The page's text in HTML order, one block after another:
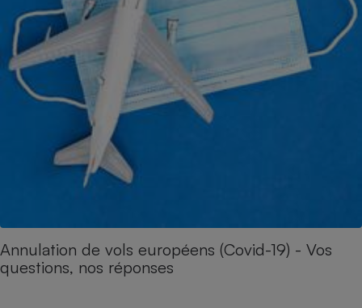
Annulation de vols européens (Covid-19) - Vos
questions, nos réponses